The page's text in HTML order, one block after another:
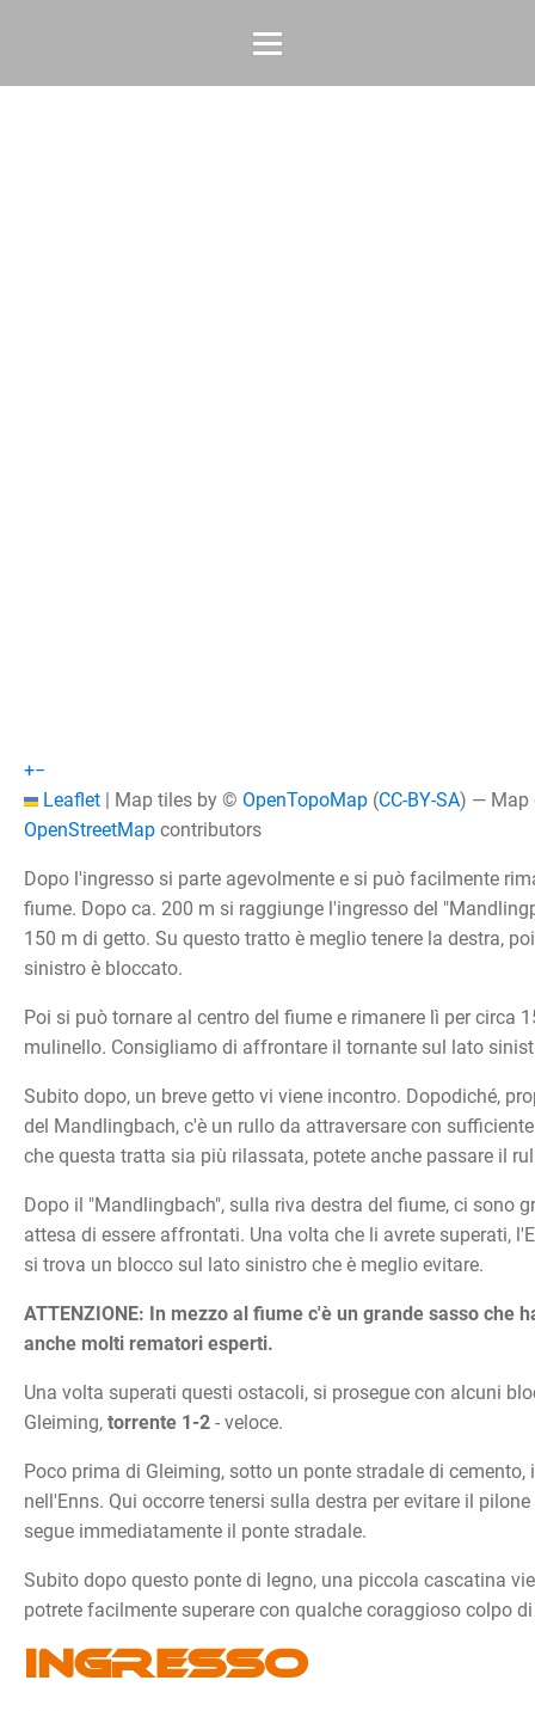
+−
Leaflet | Map tiles by © OpenTopoMap (CC-BY-SA) — Map
OpenStreetMap contributors
Dopo l'ingresso si parte agevolmente e si può facilmente
fiume. Dopo ca. 200 m si raggiunge l'ingresso del
150 m di getto. Su questo tratto è meglio tenere la destra,
sinistro è bloccato.
Poi si può tornare al centro del fiume e rimanere lì per circa
mulinello. Consigliamo di affrontare il tornante sul lato
Subito dopo, un breve getto vi viene incontro. Dopodiché,
del Mandlingbach, c'è un rullo da attraversare con
che questa tratta sia più rilassata, potete anche passare il
Dopo il "Mandlingbach", sulla riva destra del fiume, ci sono
attesa di essere affrontati. Una volta che li avrete superati,
si trova un blocco sul lato sinistro che è meglio evitare.
ATTENZIONE: In mezzo al fiume c'è un grande sasso che
anche molti rematori esperti.
Una volta superati questi ostacoli, si prosegue con alcuni
Gleiming, torrente 1-2 - veloce.
Poco prima di Gleiming, sotto un ponte stradale di
nell'Enns. Qui occorre tenersi sulla destra per evitare il
segue immediatamente il ponte stradale.
Subito dopo questo ponte di legno, una piccola cascatina
potrete facilmente superare con qualche coraggioso colpo
Ingresso